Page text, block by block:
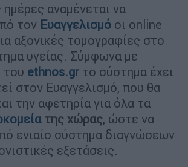
αναμένεται να
τον Ευαγγελισμό οι online
αξονικές τομογραφίες στο
υγείας. Σύμφωνα με
του ethnos.gr το σύστημα έχει
στον Ευαγγελισμό, που θα
την αφετηρία για όλα τα
της χώρας, ώστε να
ενιαίο σύστημα διαγνώσεων
εξετάσεις.